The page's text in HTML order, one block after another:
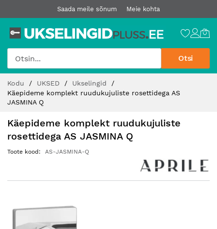
Saada meile sõnum Meie kohta
Otsi
sisu
juurde
Kodu UKSED
Ukselingid
Käepideme komplekt ruudukujuliste rosettidega AS
JASMINA Q
Käepideme komplekt ruudukujuliste
rosettidega AS JASMINA Q
Toote kood AS-JASMINA-Q
pildigalerii